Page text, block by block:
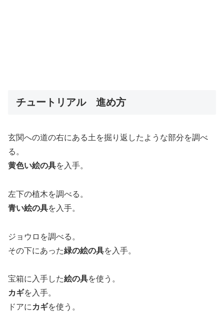
チュートリアル 進め方
玄関への道の右にある土を掘り返したような部分を調べ
る。
黄色い絵の具を入手。
左下の植木を調べる。
青い絵の具を入手。
ジョウロを調べる。
その下にあった緑の絵の具を入手。
宝箱に入手した絵の具を使う。
カギを入手。
ドアにカギを使う。